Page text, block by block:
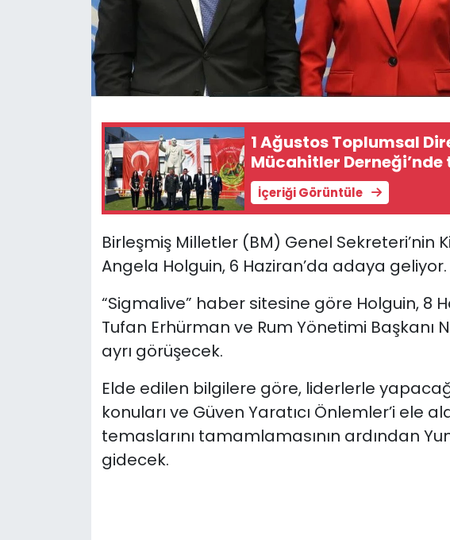
1 Ağustos Toplumsal
Mücahitler
İçeriği Görüntüle
Birleşmiş Milletler (BM) Genel Sekreteri’nin
Angela Holguin, 6 Haziran’da adaya geliyor.
“Sigmalive” haber sitesine göre Holguin, 8
Tufan Erhürman ve Rum Yönetimi Başkanı
ayrı görüşecek.
Elde edilen bilgilere göre, liderlerle
konuları ve Güven Yaratıcı Önlemler’i ele
temaslarını tamamlamasının ardından
gidecek.
Nöbetçi Eczaneler
Otomobil Dünyası
Politika
Video Galeri
Yazarlar